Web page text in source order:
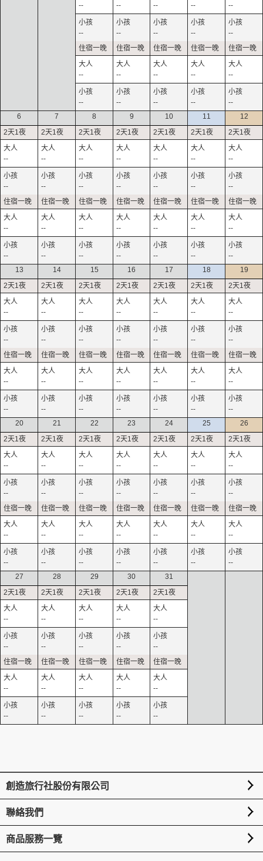
--
--
--
--
--
--
--
--
--
--
--
--
--
--
--
--
--
--
--
--
6
--
--
--
--
7
--
--
--
--
8
--
--
--
--
9
--
--
--
--
10
--
--
--
--
11
--
--
--
--
12
--
--
--
--
13
--
--
--
--
14
--
--
--
--
15
--
--
--
--
16
--
--
--
--
17
--
--
--
--
18
--
--
--
--
19
--
--
--
--
20
--
--
--
--
21
--
--
--
--
22
--
--
--
--
23
--
--
--
--
24
--
--
--
--
25
--
--
--
--
26
--
--
--
--
27
--
--
--
--
28
--
--
--
--
29
--
--
--
--
30
--
--
--
--
31
--
--
--
--
創造旅行社股份有限公司
聯絡我們
商品服務一覽